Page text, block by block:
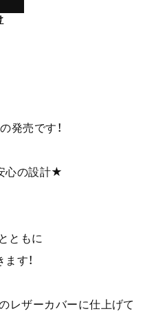
発売です！
心の設計★
ともに
す！
レザーカバーに仕上げて